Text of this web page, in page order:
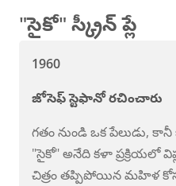
"సైకో" స్క్రీన్ ప్లే
1960
జోసెఫ్ స్టెఫానో రచించారు
గతం నుండి ఒక పేలుడు,
"సైకో" అనేది కళా ప్రక్రియలో
చిత్రం తప్పిపోయిన మహిళ